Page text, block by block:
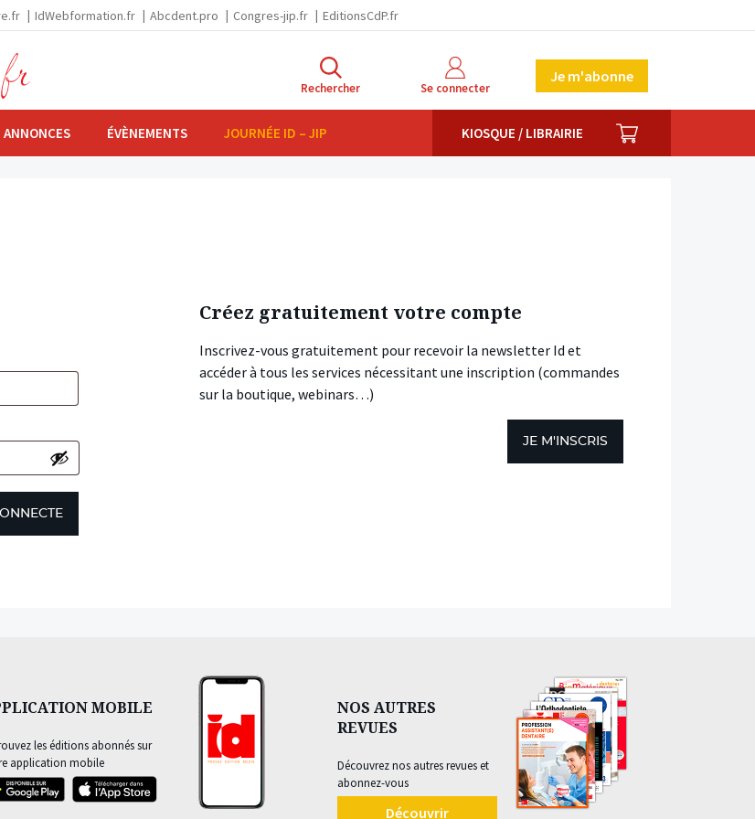
IdWebformation.fr Abcdent.pro Congres-jip.fr EditionsCdP.fr
Rechercher Se connecter
Je m'abonne
ANNONCES ÉVÈNEMENTS JOURNÉE ID – JIP KIOSQUE / LIBRAIRIE PANIER
Créez gratuitement votre compte
Inscrivez-vous gratuitement pour recevoir la newsletter Id et
accéder à tous les services nécessitant une inscription (commandes
sur la boutique, webinars…)
JE M'INSCRIS
MOBILE
les éditions abonnés sur
application mobile
NOS AUTRES
REVUES
Découvrez nos autres revues et
abonnez-vous
Découvrir